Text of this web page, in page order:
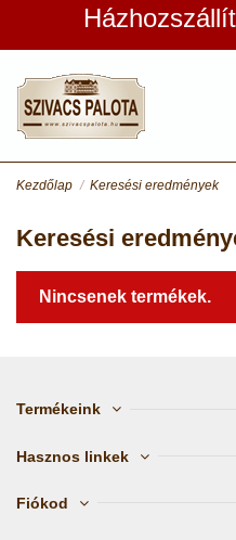
Kezdőlap Keresési eredmények
Keresési
Nincsenek termékek.
Termékeink
Hasznos linkek
Fiókod